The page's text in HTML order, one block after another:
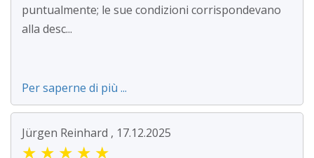
puntualmente; le sue condizioni corrispondevano
alla desc...
Per saperne di più ...
Jürgen Reinhard , 17.12.2025
★ ★ ★ ★ ★